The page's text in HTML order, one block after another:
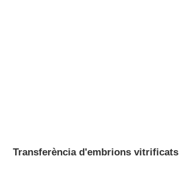
Transferència d'embrions vitrificats